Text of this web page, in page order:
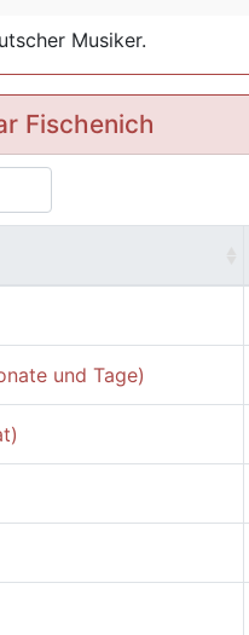
Musiker.
Fischenich
und Tage)